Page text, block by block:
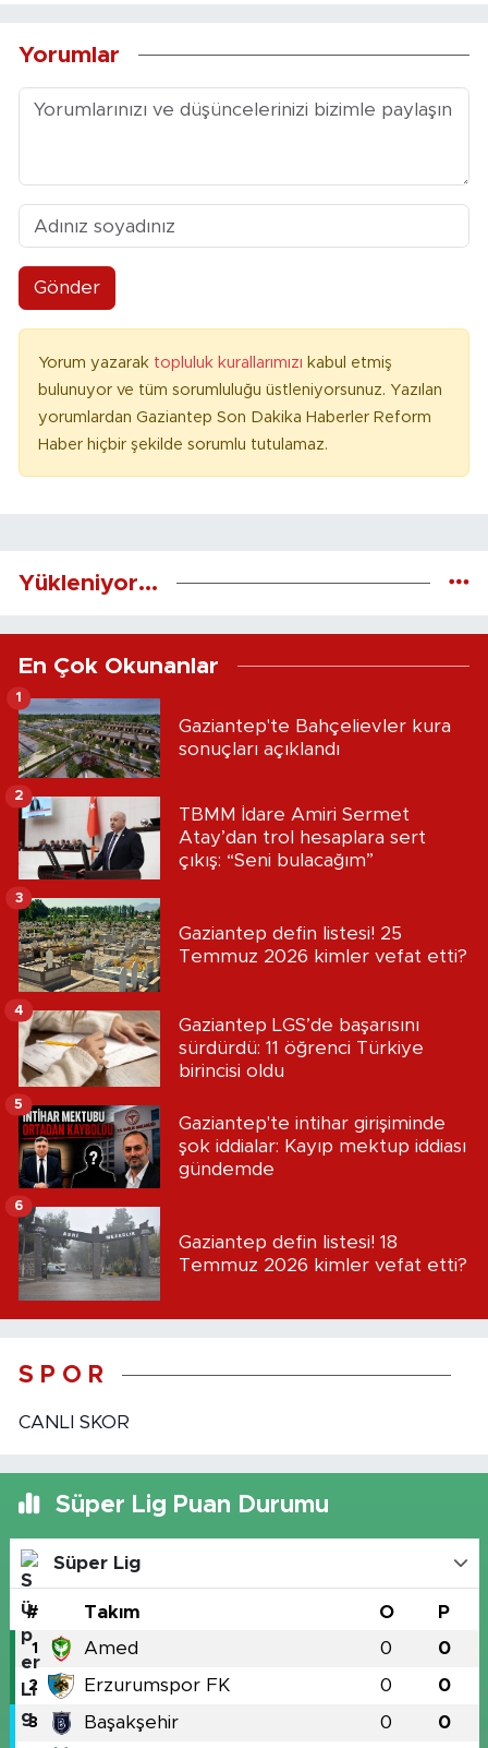
Yorumlar
Gönder
Yorum yazarak topluluk kurallarımızı kabul etmiş
bulunuyor ve tüm sorumluluğu üstleniyorsunuz. Yazılan
yorumlardan Gaziantep Son Dakika Haberler Reform
Haber hiçbir şekilde sorumlu tutulamaz.
Yükleniyor...
En Çok Okunanlar
Gaziantep'te Bahçelievler kura
sonuçları açıklandı
1
TBMM İdare Amiri Sermet
Atay’dan trol hesaplara sert
çıkış: “Seni bulacağım”
2
Gaziantep defin listesi! 25
Temmuz 2026 kimler vefat etti?
3
Gaziantep LGS’de başarısını
sürdürdü: 11 öğrenci Türkiye
birincisi oldu
4
Gaziantep'te intihar girişiminde
şok iddialar: Kayıp mektup iddiası
gündemde
5
Gaziantep defin listesi! 18
Temmuz 2026 kimler vefat etti?
6
S P O R
CANLI SKOR
Süper Lig Puan Durumu
Süper Lig
# Takım O P
1 Amed 0 0
2 Erzurumspor FK 0 0
3 Başakşehir 0 0